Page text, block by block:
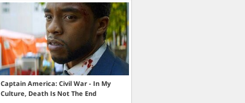
Captain America: Civil War - In My
Culture, Death Is Not The End